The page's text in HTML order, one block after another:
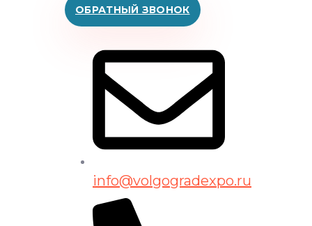
ОБРАТНЫЙ ЗВОНОК
info@volgogradexpo.ru